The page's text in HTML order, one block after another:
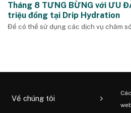
Tháng 8 TƯNG BỪNG với ƯU
triệu đồng tại Drip Hydration
Để có thể sử dụng các dịch vụ chăm
Về chúng tôi